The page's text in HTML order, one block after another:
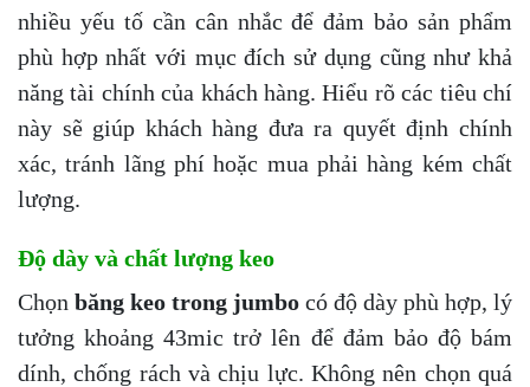
nhiều yếu tố cần cân nhắc để đảm bảo sản phẩm
phù hợp nhất với mục đích sử dụng cũng như khả
năng tài chính của khách hàng. Hiểu rõ các tiêu chí
này sẽ giúp khách hàng đưa ra quyết định chính
xác, tránh lãng phí hoặc mua phải hàng kém chất
lượng.
Độ dày và chất lượng keo
Chọn băng keo trong jumbo có độ dày phù hợp, lý
tưởng khoảng 43mic trở lên để đảm bảo độ bám
dính, chống rách và chịu lực. Không nên chọn quá